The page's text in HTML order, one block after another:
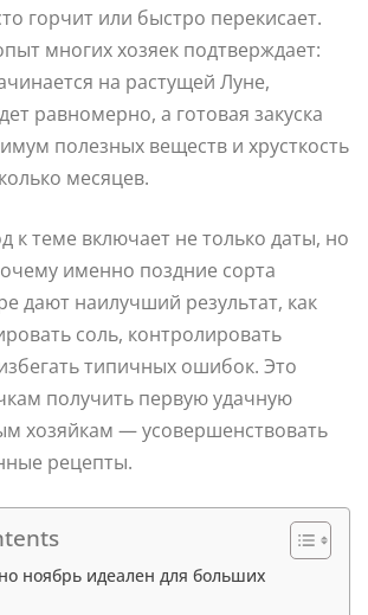
горчит или быстро перекисает.
многих хозяек подтверждает:
на растущей Луне,
равномерно, а готовая закуска
полезных веществ и хрусткость
месяцев.
к теме включает не только даты, но
именно поздние сорта
дают наилучший результат, как
соль, контролировать
типичных ошибок. Это
получить первую удачную
хозяйкам — усовершенствовать
рецепты.
ноябрь идеален для больших